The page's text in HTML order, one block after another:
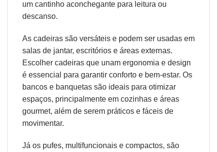
um cantinho aconchegante para leitura ou
descanso.
As cadeiras são versáteis e podem ser usadas em
salas de jantar, escritórios e áreas externas.
Escolher cadeiras que unam ergonomia e design
é essencial para garantir conforto e bem-estar. Os
bancos e banquetas são ideais para otimizar
espaços, principalmente em cozinhas e áreas
gourmet, além de serem práticos e fáceis de
movimentar.
Já os pufes, multifuncionais e compactos, são